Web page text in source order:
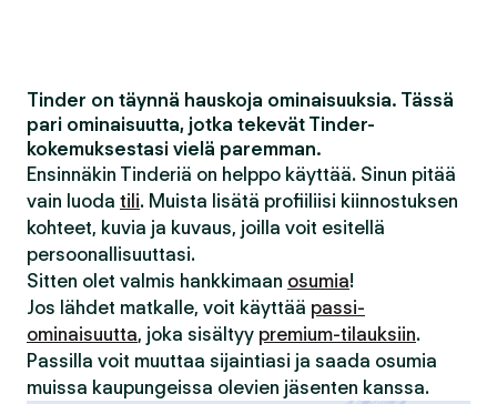
Tinder on täynnä hauskoja ominaisuuksia. Tässä
pari ominaisuutta, jotka tekevät Tinder-
kokemuksestasi vielä paremman.
Ensinnäkin Tinderiä on helppo käyttää. Sinun pitää
vain luoda tili. Muista lisätä profiiliisi kiinnostuksen
kohteet, kuvia ja kuvaus, joilla voit esitellä
persoonallisuuttasi.
Sitten olet valmis hankkimaan osumia!
Jos lähdet matkalle, voit käyttää passi-
ominaisuutta, joka sisältyy premium-tilauksiin.
Passilla voit muuttaa sijaintiasi ja saada osumia
muissa kaupungeissa olevien jäsenten kanssa.